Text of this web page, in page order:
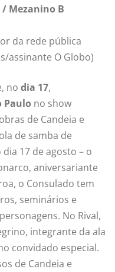
Mezanino B
da rede pública
assinante O Globo)
no dia 17,
Paulo no show
de Candeia e
de samba de
17 de agosto – o
aniversariante
o Consulado tem
seminários e
No Rival,
integrante da ala
convidado especial.
de Candeia e